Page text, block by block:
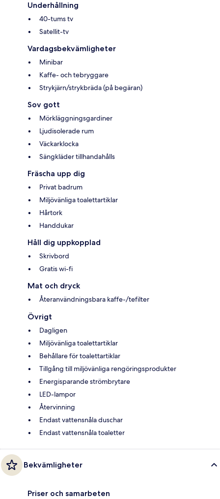
Underhållning
40-tums tv
Satellit-tv
Vardagsbekvämligheter
Minibar
Kaffe- och tebryggare
Strykjärn/strykbräda (på begäran)
Sov gott
Mörkläggningsgardiner
Ljudisolerade rum
Väckarklocka
Sängkläder tillhandahålls
Fräscha upp dig
Privat badrum
Miljövänliga toalettartiklar
Hårtork
Handdukar
Håll dig uppkopplad
Skrivbord
Gratis wi-fi
Mat och dryck
Återanvändningsbara kaffe-/tefilter
Övrigt
Dagligen
Miljövänliga toalettartiklar
Behållare för toalettartiklar
Tillgång till miljövänliga rengöringsprodukter
Energisparande strömbrytare
LED-lampor
Återvinning
Endast vattensnåla duschar
Endast vattensnåla toaletter
Bekvämligheter
Priser och samarbeten